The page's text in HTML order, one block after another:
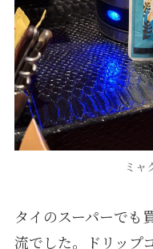
ミャ
タイのスーパーでも
流でした。ドリップ